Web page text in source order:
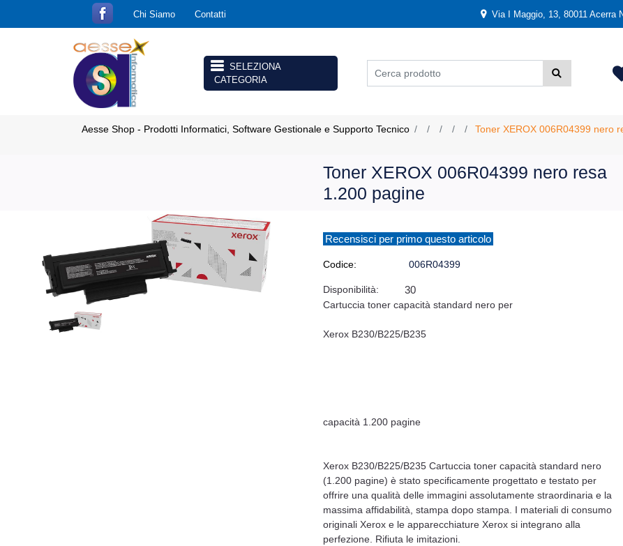
Chi Siamo Contatti Via I Maggio, 13, 80011 Acerra
Open menu
Aesse Shop - Prodotti Informatici, Software Gestionale e Supporto Tecnico Toner XEROX 006R04399 nero
Toner XEROX 006R04399 nero resa
1.200 pagine
Recensisci per primo questo articolo
Codice: 006R04399
Disponibilità: 30
Cartuccia toner capacità standard nero per
Xerox B230/B225/B235
capacità 1.200 pagine
Xerox B230/B225/B235 Cartuccia toner capacità standard nero
(1.200 pagine) è stato specificamente progettato e testato per
offrire una qualità delle immagini assolutamente straordinaria e la
massima affidabilità, stampa dopo stampa. I materiali di consumo
originali Xerox e le apparecchiature Xerox si integrano alla
perfezione. Rifiuta le imitazioni.